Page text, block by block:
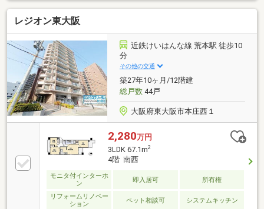
レジオン東大阪
近鉄けいはんな線 荒本駅 徒歩10
分
その他の交通
築27年10ヶ月/12階建
総戸数44戸
大阪府東大阪市本庄西１
2,280万円
3LDK 67.1m2
4階 南西
モニタ付インターホ
ン
即入居可 所有権
リフォームリノベー
ション
ペット相談可 システムキッチン